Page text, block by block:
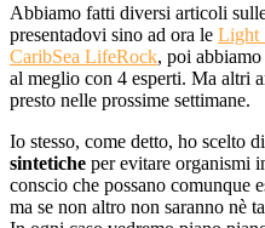
Abbiamo fatti diversi articoli
presentadovi sino ad ora le Light
CaribSea LifeRock, poi
al meglio con 4 esperti. Ma altri
presto nelle prossime settimane.
Io stesso, come detto, ho scelto
sintetiche per evitare organismi
conscio che possano comunque
ma se non altro non saranno nè